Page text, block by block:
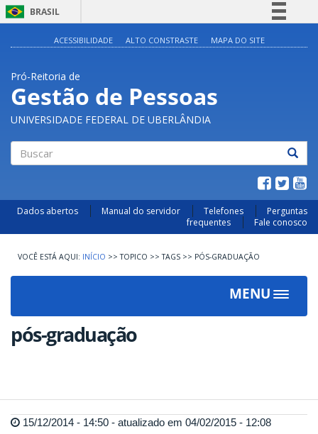
BRASIL
Acesso à informação
Legislação
Canais
ACESSIBILIDADE ALTO CONSTRASTE MAPA DO SITE
Pró-Reitoria de
Gestão de Pessoas
UNIVERSIDADE FEDERAL DE UBERLÂNDIA
Dados abertos Manual do servidor Telefones
Perguntas
frequentes
Fale conosco
INÍCIO >> TOPICO >> TAGS >> PÓS-GRADUAÇÃO
MENU
Toggle
pós-graduação
15/12/2014 - 14:50 - atualizado em 04/02/2015 - 12:08